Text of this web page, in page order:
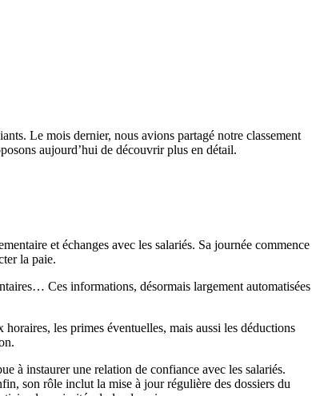
Le mois dernier, nous avions partagé notre classement
aujourd’hui de découvrir plus en détail.
et échanges avec les salariés. Sa journée commence
la paie.
Ces informations, désormais largement automatisées
les primes éventuelles, mais aussi les déductions
à instaurer une relation de confiance avec les salariés.
son rôle inclut la mise à jour régulière des dossiers du